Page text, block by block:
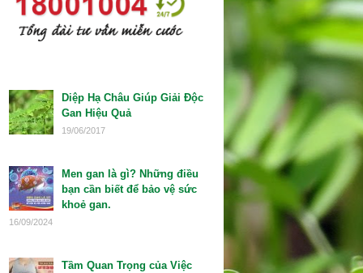
Diệp Hạ Châu Giúp Giải Độc
Gan Hiệu Quả
19/06/2017
Men gan là gì? Những điều
bạn cần biết để bảo vệ sức
khoẻ gan.
16/09/2024
Tầm Quan Trọng của Việc